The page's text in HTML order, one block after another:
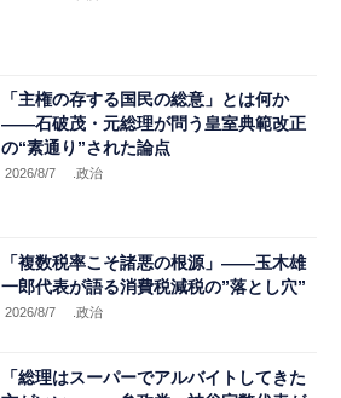
「主権の存する国民の総意」とは何か
――石破茂・元総理が問う皇室典範改正
の“素通り”された論点
2026/8/7 .政治
「複数税率こそ諸悪の根源」――玉木雄
一郎代表が語る消費税減税の”落とし穴”
2026/8/7 .政治
「総理はスーパーでアルバイトしてきた